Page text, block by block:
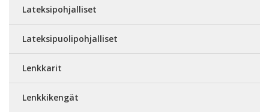
Lateksipohjalliset
Lateksipuolipohjalliset
Lenkkarit
Lenkkikengät